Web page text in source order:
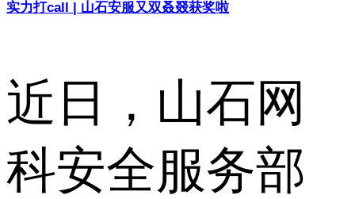
实力打call | 山石安服又双叒叕获奖啦
近日，山石网
科安全服务部